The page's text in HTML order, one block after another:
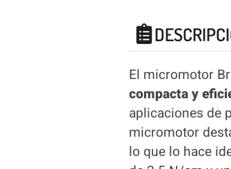
El micromotor
compacta y
aplicaciones de
micromotor
lo que lo hace